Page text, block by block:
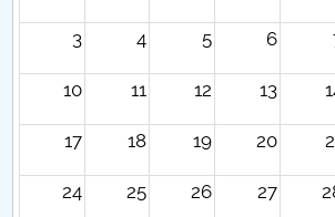
3 4 5 6
10 11 12 13
17 18 19 20
24 25 26 27